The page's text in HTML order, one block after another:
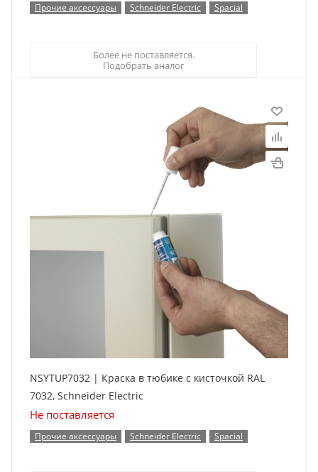
Прочие аксессуары Schneider Electric Spacial
Более не поставляется.
Подобрать аналог
NSYTUP7032 | Краска в тюбике с кисточкой RAL
7032, Schneider Electric
Не поставляется
Прочие аксессуары Schneider Electric Spacial